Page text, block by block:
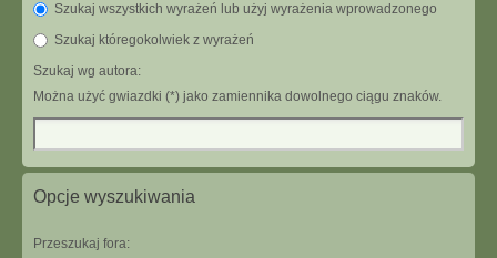
Szukaj wszystkich wyrażeń lub użyj wyrażenia wprowadzonego
Szukaj któregokolwiek z wyrażeń
Szukaj wg autora:
Można użyć gwiazdki (*) jako zamiennika dowolnego ciągu znaków.
Opcje wyszukiwania
Przeszukaj fora: